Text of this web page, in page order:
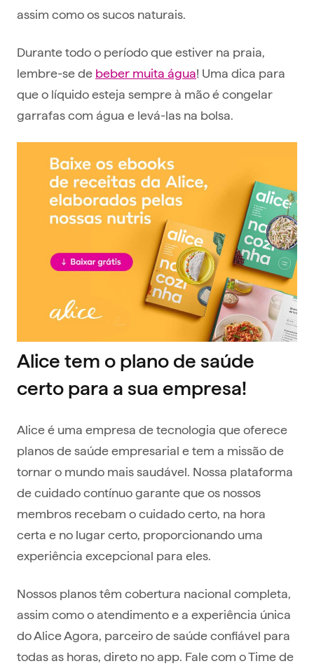
assim como os sucos naturais.
Durante todo o período que estiver na praia,
lembre-se de beber muita água! Uma dica para
que o líquido esteja sempre à mão é congelar
garrafas com água e levá-las na bolsa.
Alice tem o plano de saúde
certo para a sua empresa!
Alice é uma empresa de tecnologia que oferece
planos de saúde empresarial e tem a missão de
tornar o mundo mais saudável. Nossa plataforma
de cuidado contínuo garante que os nossos
membros recebam o cuidado certo, na hora
certa e no lugar certo, proporcionando uma
experiência excepcional para eles.
Nossos planos têm cobertura nacional completa,
assim como o atendimento e a experiência única
do Alice Agora, parceiro de saúde confiável para
todas as horas, direto no app. Fale com o Time de